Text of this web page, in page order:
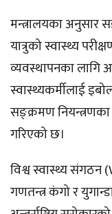
मन्त्रालयका अनुसार
यात्रुको स्वास्थ्य
व्यवस्थापनका लागि
स्वास्थ्यकर्मीलाई
सङ्क्रमण
गरिएको छ।
विश्व स्वास्थ्य संगठन
गणतन्त्र कंगो र